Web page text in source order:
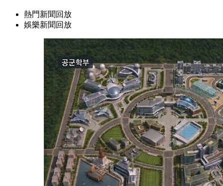
熱門新聞回放
娛樂新聞回放